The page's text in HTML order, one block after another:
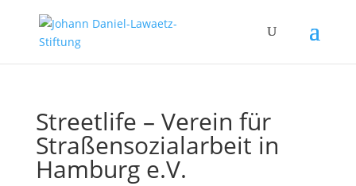
Streetlife – Verein für
Straßensozialarbeit in
Hamburg e.V.